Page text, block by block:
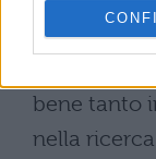
sulle
uomini
bene tanto
nella ricerca